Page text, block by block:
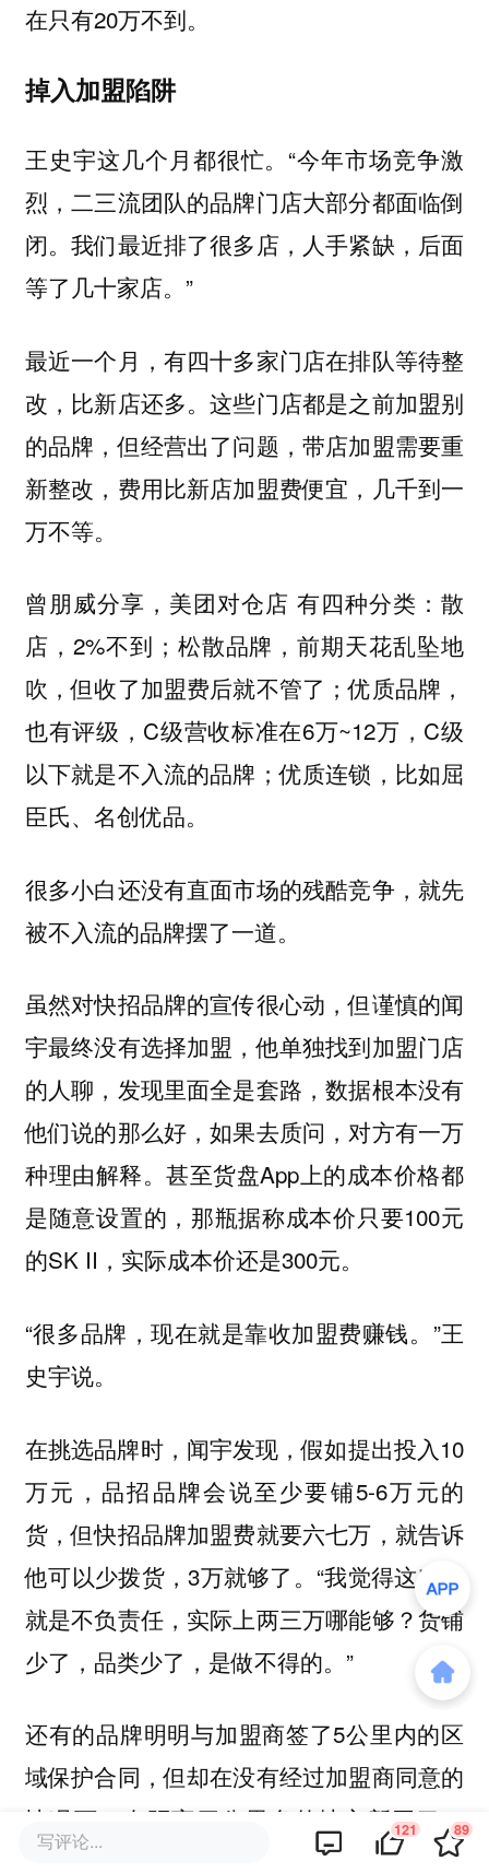
在只有20万不到。
掉入加盟陷阱
王史宇这几个月都很忙。“今年市场竞争激
烈，二三流团队的品牌门店大部分都面临倒
闭。我们最近排了很多店，人手紧缺，后面
等了几十家店。”
最近一个月，有四十多家门店在排队等待整
改，比新店还多。这些门店都是之前加盟别
的品牌，但经营出了问题，带店加盟需要重
新整改，费用比新店加盟费便宜，几千到一
万不等。
曾朋威分享，美团对仓店 有四种分类：散
店，2%不到；松散品牌，前期天花乱坠地
吹，但收了加盟费后就不管了；优质品牌，
也有评级，C级营收标准在6万~12万，C级
以下就是不入流的品牌；优质连锁，比如屈
臣氏、名创优品。
很多小白还没有直面市场的残酷竞争，就先
被不入流的品牌摆了一道。
虽然对快招品牌的宣传很心动，但谨慎的闻
宇最终没有选择加盟，他单独找到加盟门店
的人聊，发现里面全是套路，数据根本没有
他们说的那么好，如果去质问，对方有一万
种理由解释。甚至货盘App上的成本价格都
是随意设置的，那瓶据称成本价只要100元
的SK II，实际成本价还是300元。
“很多品牌，现在就是靠收加盟费赚钱。”王
史宇说。
在挑选品牌时，闻宇发现，假如提出投入10
万元，品招品牌会说至少要铺5-6万元的
货，但快招品牌加盟费就要六七万，就告诉
他可以少拨货，3万就够了。“我觉得这对我
就是不负责任，实际上两三万哪能够？货铺
少了，品类少了，是做不得的。”
还有的品牌明明与加盟商签了5公里内的区
域保护合同，但却在没有经过加盟商同意的
情况下，在距离四公里多的地方新开了一
家。许娟娟的姐姐许伊然也一起开闪电仓，
写评论... 121 89